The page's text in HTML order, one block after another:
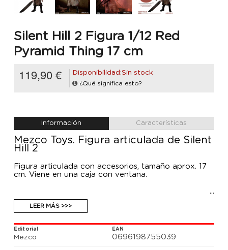
Silent Hill 2 Figura 1/12 Red
Pyramid Thing 17 cm
119,90 € Disponibilidad:Sin stock
¿Qué significa esto?
Información Características
Mezco Toys. Figura articulada de Silent
Hill 2
Figura articulada con accesorios, tamaño aprox. 17
cm. Viene en una caja con ventana.
LEER MÁS >>>
Editorial
Mezco
EAN
0696198755039